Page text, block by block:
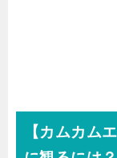
【カムカム